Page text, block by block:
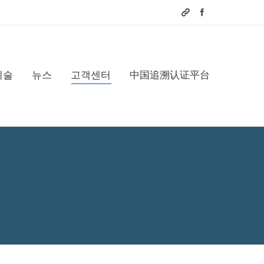
술 뉴스 고객센터 中国追溯认证平台